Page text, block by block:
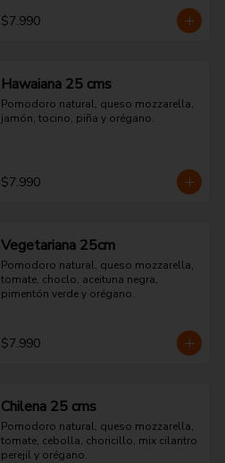
$7.990
Hawaiana 25 cms
Pomodoro natural, queso mozzarella,
jamón, tocino, piña y orégano.
$7.990
Vegetariana 25cm
Pomodoro natural, queso mozzarella,
tomate, choclo, aceituna negra,
pimentón verde y orégano.
$7.990
Chilena 25 cms
Pomodoro natural, queso mozzarella,
tomate, cebolla, choricillo, mix cilantro
perejil y orégano.